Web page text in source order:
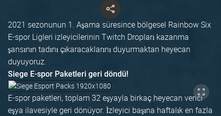
2021 sezonunun 1. Aşama süresince bölgesel Rainbow Six
E-spor Ligleri izleyicilerinin Twitch Dropları kazanma
şansının tadını çıkaracaklarını duyurmaktan heyecan
duyuyoruz.
Siege E-spor Paketleri geri döndü!
E-spor paketleri, toplam 32 eşyayla birkaç heyecan verici
eşya ilavesiyle geri dönüyor. İzleyici başına haftalık en fazla